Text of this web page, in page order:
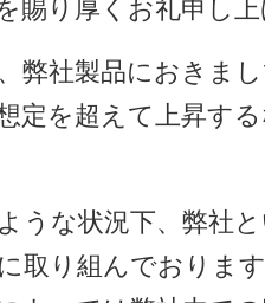
賜り厚くお礼申し
弊社製品におきま
定を超えて上昇す
うな状況下、弊社
取り組んでおりま